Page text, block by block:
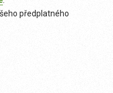
předplatného